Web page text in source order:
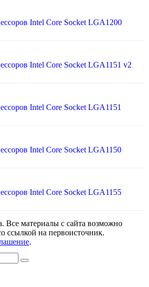
Intel Core Socket LGA1200
Intel Core Socket LGA1151 v2
Intel Core Socket LGA1151
Intel Core Socket LGA1150
Intel Core Socket LGA1155
Все материалы с сайта возможно
ссылкой на первоисточник.
.
Search